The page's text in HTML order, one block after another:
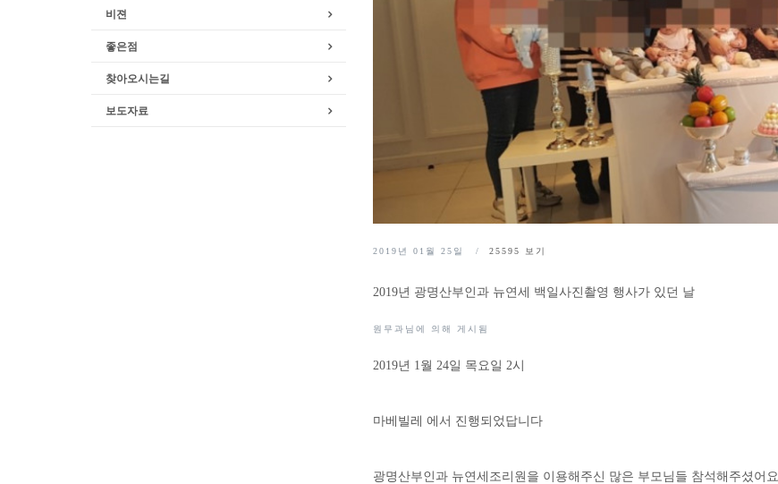
비젼
좋은점
찾아오시는길
보도자료
2019년 01월 25일 25595 보기
2019년 광명산부인과 뉴연세 백일사진촬영 행사가 있던 날
원무과님에 의해 게시됨
2019년 1월 24일 목요일 2시
마베빌레 에서 진행되었답니다
광명산부인과 뉴연세조리원을 이용해주신 많은 부모님들 참석해주셨어요